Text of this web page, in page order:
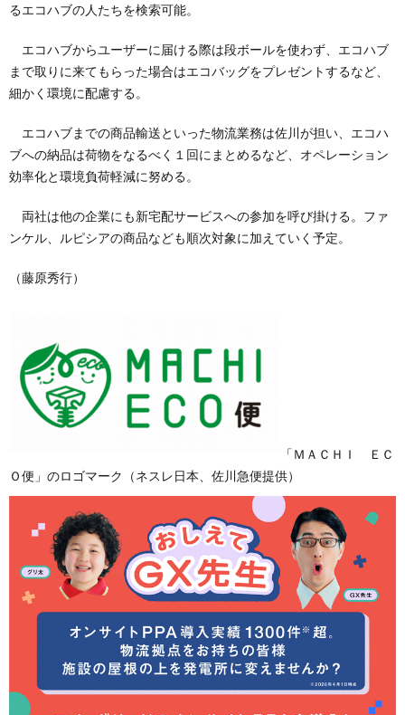
るエコハブの人たちを検索可能。
エコハブからユーザーに届ける際は段ボールを使わず、エコハブ
まで取りに来てもらった場合はエコバッグをプレゼントするなど、
細かく環境に配慮する。
エコハブまでの商品輸送といった物流業務は佐川が担い、エコハ
ブへの納品は荷物をなるべく１回にまとめるなど、オペレーション
効率化と環境負荷軽減に努める。
両社は他の企業にも新宅配サービスへの参加を呼び掛ける。ファ
ンケル、ルピシアの商品なども順次対象に加えていく予定。
（藤原秀行）
「ＭＡＣＨＩ ＥＣ
Ｏ便」のロゴマーク（ネスレ日本、佐川急便提供）